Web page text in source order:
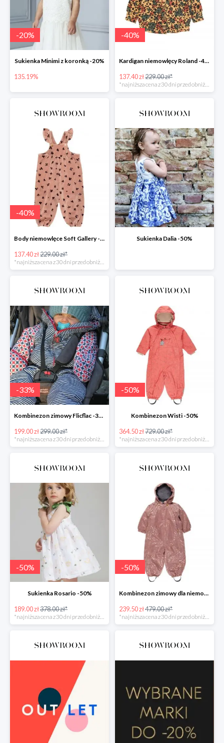
-20%
Sukienka Minimi z koronką -20%
135.19%
-40%
Kardigan niemowlęcy Roland -40%
137.40 zł229.00 zł*
*najniższa cena z 30 dni przed obniżką
-40%
Body niemowlęce Soft Gallery -40%
137.40 zł229.00 zł*
Sukienka Dalia -50%
-33%
Kombinezon zimowy Flicflac -33%
199.00 zł299.00 zł*
*najniższa cena z 30 dni przed obniżką
-50%
Kombinezon Wisti -50%
364.50 zł729.00 zł*
*najniższa cena z 30 dni przed obniżką
-50%
Sukienka Rosario -50%
189.00 zł378.00 zł*
-50%
Kombinezon zimowy dla niemowlaka -50%
239.50 zł479.00 zł*